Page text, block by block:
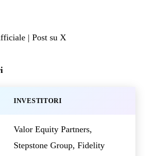
| Post su X
INVESTITORI
Valor Equity Partners,
Stepstone Group, Fidelity